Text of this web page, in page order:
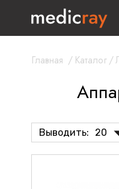
Главная / Каталог/
Выводить: 20